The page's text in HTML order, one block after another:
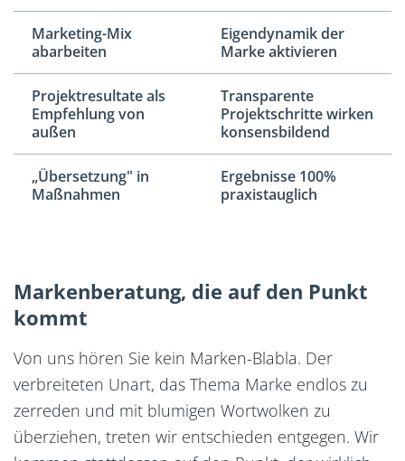
Marketing-Mix
abarbeiten
Eigendynamik der
Marke aktivieren
Projektresultate als
Empfehlung von
außen
Transparente
Projektschritte wirken
konsensbildend
„Übersetzung" in
Maßnahmen
Ergebnisse 100%
praxistauglich
Markenberatung, die auf den Punkt
kommt
Von uns hören Sie kein Marken-Blabla. Der
verbreiteten Unart, das Thema Marke endlos zu
zerreden und mit blumigen Wortwolken zu
überziehen, treten wir entschieden entgegen. Wir